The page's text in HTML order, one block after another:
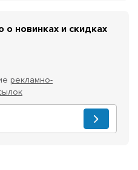
новинках и скидках
рекламно-